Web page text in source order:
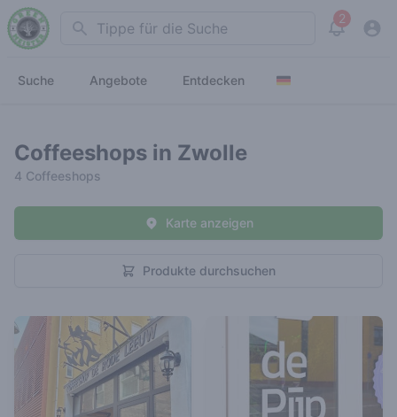
Search 2
View
Suche Angebote Entdecken
Coffeeshops in Zwolle
4 Coffeeshops
Produkte durchsuchen
Karte anzeigen